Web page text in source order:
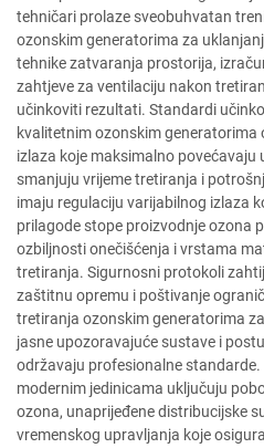
tehničari prolaze sveobuhvatan
ozonskim generatorima za
tehnike zatvaranja prostorija,
zahtjeve za ventilaciju nakon
učinkoviti rezultati. Standardi
kvalitetnim ozonskim
izlaza koje maksimalno
smanjuju vrijeme tretiranja i
imaju regulaciju varijabilnog izlaza
prilagode stope proizvodnje ozona
ozbiljnosti onečišćenja i vrstama
tretiranja. Sigurnosni protokoli
zaštitnu opremu i poštivanje
tretiranja ozonskim generatorima
jasne upozoravajuće sustave i
održavaju profesionalne
modernim jedinicama uključuju
ozona, unaprijeđene distribucijske
vremenskog upravljanja koje